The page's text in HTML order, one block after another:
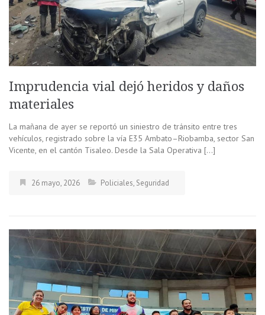
Imprudencia vial dejó heridos y daños
materiales
La mañana de ayer se reportó un siniestro de tránsito entre tres
vehículos, registrado sobre la vía E35 Ambato–Riobamba, sector San
Vicente, en el cantón Tisaleo. Desde la Sala Operativa […]
26 mayo, 2026 Policiales, Seguridad